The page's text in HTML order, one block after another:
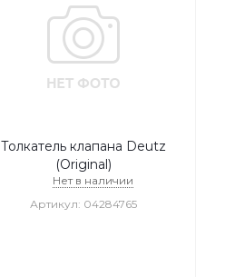
Толкатель клапана Deutz
(Original)
Нет в наличии
Артикул: 04284765